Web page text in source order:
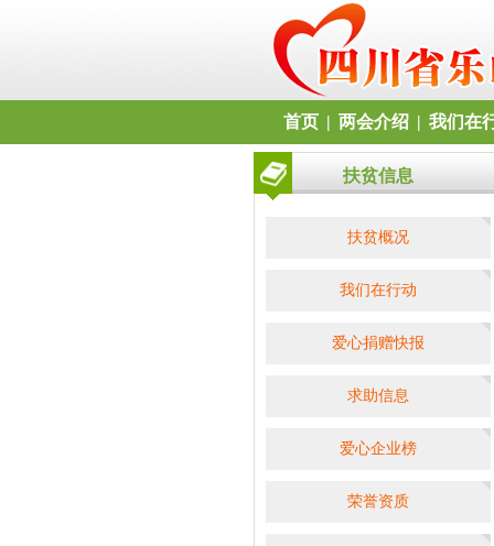
首页 | 两会介绍 | 我们在
扶贫信息
扶贫概况
我们在行动
爱心捐赠快报
求助信息
爱心企业榜
荣誉资质